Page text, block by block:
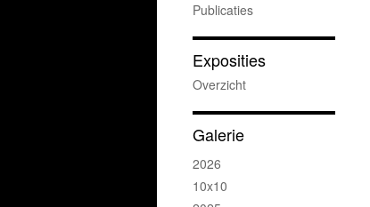
Publicaties
Exposities
Overzicht
Galerie
2026
10x10